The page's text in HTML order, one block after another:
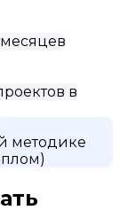
месяцев
в
методике